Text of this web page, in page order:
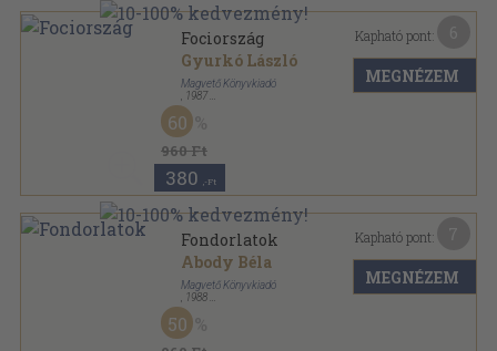
Fociország
Gyurkó László
Magvető Könyvkiadó
1987
Ragasztott papírkötés
960 Ft
60
380 ,-Ft
Kapható pont:
MEGNÉZEM
Fondorlatok
Abody Béla
Magvető Könyvkiadó
1988
Ragasztott papírkötés
50
Kapható pont:
MEGNÉZEM